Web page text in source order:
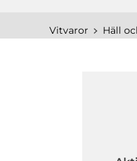
Vitvaror Häll